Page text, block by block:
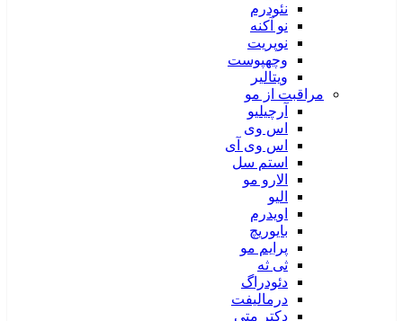
نئودرم
نو آکنه
نوپریت
وچهپوست
ویتالیر
مراقبت از مو
آرچیلیو
اس وی
اس وی آی
استم سل
الارو مو
الیو
اویدرم
بایوریچ
پرایم مو
ثی ثه
دئودراگ
درمالیفت
دکتر متی